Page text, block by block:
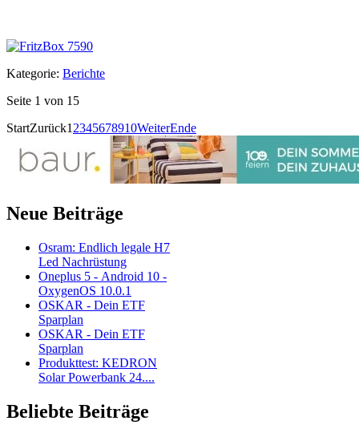
Kategorie: Berichte
Seite 1 von 15
StartZurück1 2345678910WeiterEnde
Neue Beiträge
Osram: Endlich legale H7
Led Nachrüstung
Oneplus 5 - Android 10 -
OxygenOS 10.0.1
OSKAR - Dein ETF
Sparplan
OSKAR - Dein ETF
Sparplan
Produkttest: KEDRON
Solar Powerbank 24....
Beliebte Beiträge